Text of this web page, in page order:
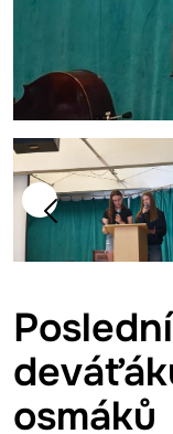
osmáků